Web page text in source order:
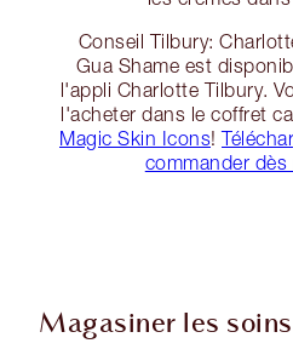
Conseil Tilbury:
Gua Shame est
l'appli Charlotte Tilbury.
l'acheter dans le coffret
Magic Skin Icons!
commander dès
Magasiner les